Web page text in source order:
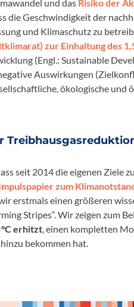
und das Risiko der
die Geschwindigkeit der
und Klimaschutz zu
zur Einhaltung des
(Engl.: Sustainable
Auswirkungen
ökologische und
seit 2014 die eigenen Ziele
zum
erstmals einen größeren
Stripes“. Wir zeigen zum
°C erhitzt, einen kompletten
hinzu bekommen hat.